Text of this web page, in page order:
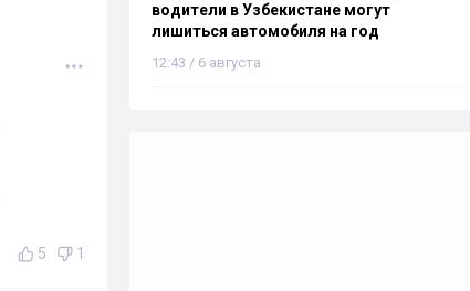
5 1
водители в Узбекистане могут
лишиться автомобиля на год
12:43 / 6 августа